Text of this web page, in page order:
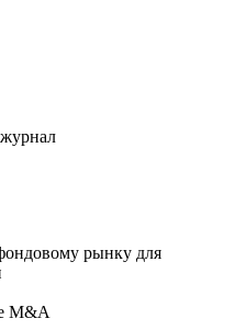
рынку для
M&A